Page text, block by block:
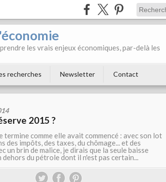
les vrais enjeux économiques, par-delà les
recherches Newsletter Contact
2015 ?
termine comme elle avait commencé : avec son lot
des impôts, des taxes, du chômage... et des
un brin de malice, je dirais que la seule baisse
dehors du pétrole dont il n'est pas certain...